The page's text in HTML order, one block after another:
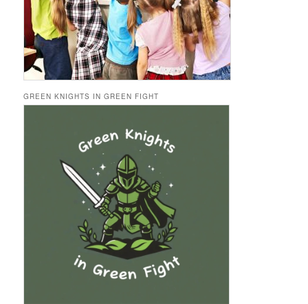
GREEN KNIGHTS IN GREEN FIGHT